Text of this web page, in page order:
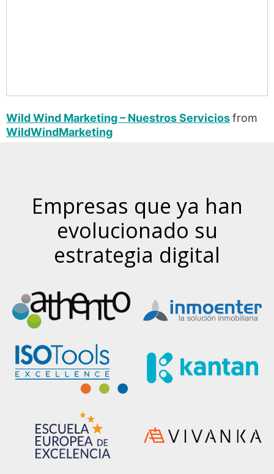
Wild Wind Marketing – Nuestros Serviciosfrom
WildWindMarketing
Empresas que ya han
evolucionado su
estrategia digital